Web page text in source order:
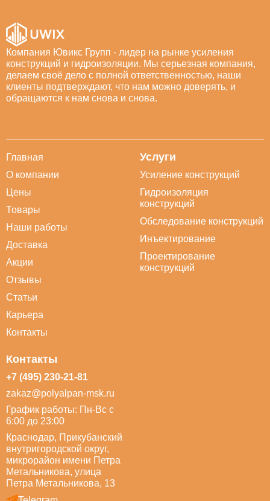
Компания Ювикс Групп - лидер на рынке усиления
конструкций и гидроизоляции. Мы серьезная компания,
делаем своё дело с полной ответственностью, наши
клиенты подтверждают, что нам можно доверять, и
обращаются к нам снова и снова.
Главная
О компании
Цены
Товары
Наши работы
Доставка
Акции
Отзывы
Статьи
Карьера
Контакты
Услуги
Усиление конструкций
Гидроизоляция
конструкций
Обследование конструкций
Инъектирование
Проектирование
конструкций
Контакты
+7 (495) 230-21-81
zakaz@polyalpan-msk.ru
График работы: Пн-Вс с
6:00 до 23:00
Краснодар, Прикубанский
внутригородской округ,
микрорайон имени Петра
Метальникова, улица
Петра Метальникова, 13